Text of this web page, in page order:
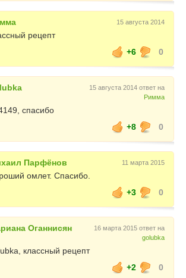
15 августа 2014
рецепт
+6
0
15 августа 2014 ответ на
Римма
спасибо
+8
0
Парфёнов 11 марта 2015
омлет. Спасибо.
+3
0
Оганнисян
16 марта 2015 ответ на
golubka
классный рецепт
+2
0